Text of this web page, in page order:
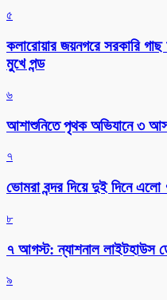
৫
কলারোয়ার জয়নগরে সরকারি গাছ
মুখে পন্ড
৬
আশাশুনিতে পৃথক অভিযানে ৩
৭
ভোমরা বন্দর দিয়ে দুই দিনে এলো
৮
৭ আগস্ট: ন্যাশনাল লাইটহাউস
৯